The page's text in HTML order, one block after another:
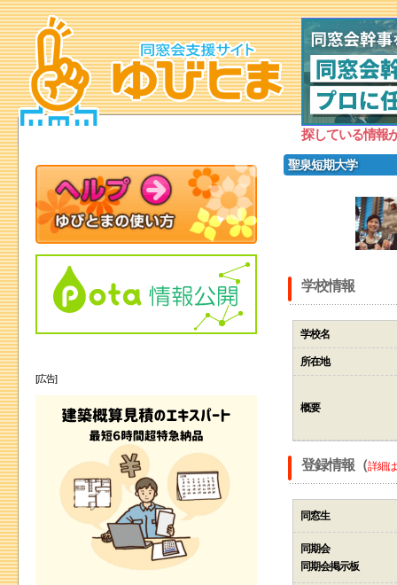
探している情報
聖泉短期大学
学校情報
学校名
所在地
概要
登録情報（詳細
同窓生
同期会
同期会掲示板
[広告]